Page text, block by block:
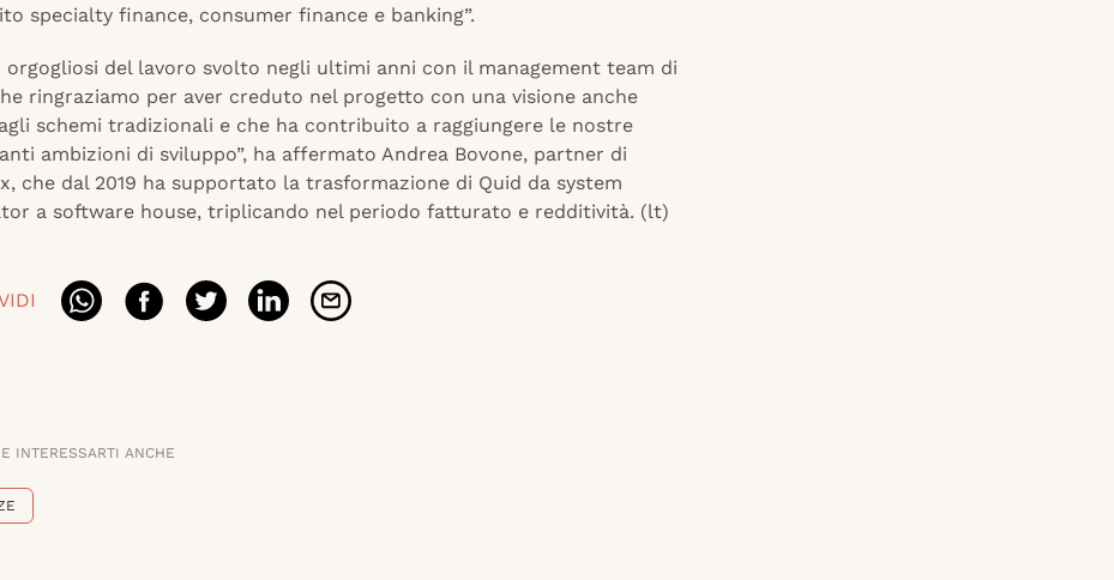
specialty finance, consumer finance e banking”.
orgogliosi del lavoro svolto negli ultimi anni con il management team di
ringraziamo per aver creduto nel progetto con una visione anche
schemi tradizionali e che ha contribuito a raggiungere le nostre
ambizioni di sviluppo”, ha affermato Andrea Bovone, partner di
che dal 2019 ha supportato la trasformazione di Quid da system
a software house, triplicando nel periodo fatturato e redditività. (lt)
INTERESSARTI ANCHE